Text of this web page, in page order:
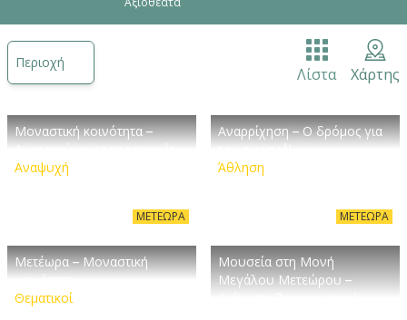
Ένας κόσμος είναι εδώ για να σου πει αμέτρητες
ιστορίες! Ελα…Μετέωρα, Τρίκαλα, Πύλη, Φαρκαδόνα
Περιοχή
Λίστα Χάρτης
Μοναστική κοινότητα –
Αναψυχή
ΜΕΤΈΩΡΑ
Αναρρίχηση – Ο δρόμος για
Άθληση
ΜΕΤΈΩΡΑ
Μετέωρα – Μοναστική
Θεματικοί
Μουσεία στη Μονή
Μεγάλου Μετεώρου –